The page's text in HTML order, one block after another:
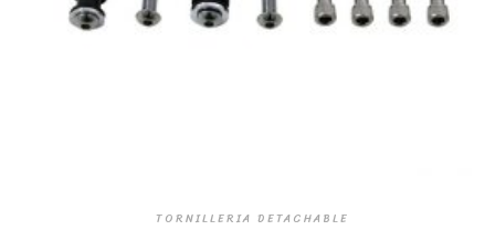
TORNILLERIA DETACHABLE